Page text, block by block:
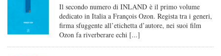
Il secondo numero di INLAND è il primo volume
dedicato in Italia a François Ozon. Regista tra i generi,
firma sfuggente all’etichetta d’autore, nei suoi film
Ozon fa riverberare echi [...]